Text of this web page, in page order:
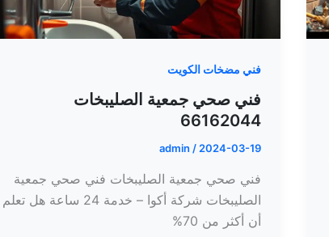
فني مضخات الكويت
فني صحي جمعية الصليبخات
66162044
admin/2024-03-19
فني صحي جمعية الصليبخات فني صحي جمعية
الصليبخات شركة أكوا – خدمة 24 ساعة هل تعلم
أن أكثر من 70%